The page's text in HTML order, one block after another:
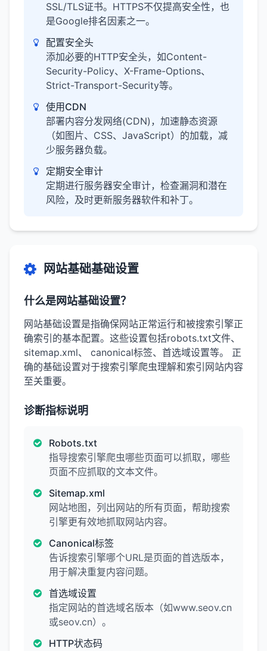
SSL/TLS证书。HTTPS不仅提高安全性，也
是Google排名因素之一。
配置安全头
添加必要的HTTP安全头，如Content-
Security-Policy、X-Frame-Options、
Strict-Transport-Security等。
使用CDN
部署内容分发网络(CDN)，加速静态资源
（如图片、CSS、JavaScript）的加载，减
少服务器负载。
定期安全审计
定期进行服务器安全审计，检查漏洞和潜在
风险，及时更新服务器软件和补丁。
网站基础基础设置
什么是网站基础设置？
网站基础设置是指确保网站正常运行和被搜索引擎正
确索引的基本配置。这些设置包括robots.txt文件、
sitemap.xml、 canonical标签、首选域设置等。 正
确的基础设置对于搜索引擎爬虫理解和索引网站内容
至关重要。
诊断指标说明
Robots.txt
指导搜索引擎爬虫哪些页面可以抓取，哪些
页面不应抓取的文本文件。
Sitemap.xml
网站地图，列出网站的所有页面，帮助搜索
引擎更有效地抓取网站内容。
Canonical标签
告诉搜索引擎哪个URL是页面的首选版本，
用于解决重复内容问题。
首选域设置
指定网站的首选域名版本（如www.seov.cn
或seov.cn）。
HTTP状态码